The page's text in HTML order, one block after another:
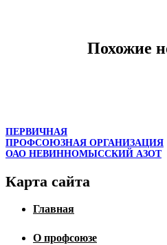
Похожие
ПЕРВИЧНАЯ
ПРОФСОЮЗНАЯ ОРГАНИЗАЦИЯ
ОАО НЕВИННОМЫССКИЙ АЗОТ
Карта сайта
Главная
О профсоюзе